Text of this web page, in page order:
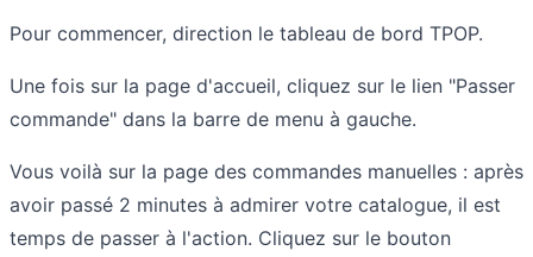
Pour commencer, direction le tableau de bord TPOP.
Une fois sur la page d'accueil, cliquez sur le lien "Passer
commande" dans la barre de menu à gauche.
Vous voilà sur la page des commandes manuelles : après
avoir passé 2 minutes à admirer votre catalogue, il est
temps de passer à l'action. Cliquez sur le bouton